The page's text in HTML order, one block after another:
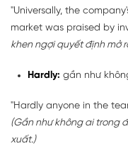
"Universally, the
market was praised by
khen ngợi quyết định mở
Hardly: gần như
"Hardly anyone in the
(Gần như không ai trong
xuất.)